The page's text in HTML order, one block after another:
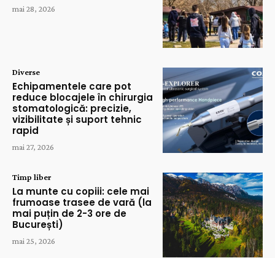
mai 28, 2026
Diverse
Echipamentele care pot
reduce blocajele în chirurgia
stomatologică: precizie,
vizibilitate și suport tehnic
rapid
mai 27, 2026
Timp liber
La munte cu copiii: cele mai
frumoase trasee de vară (la
mai puțin de 2-3 ore de
București)
mai 25, 2026